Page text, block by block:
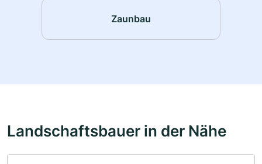
Zaunbau
Landschaftsbauer in der Nähe